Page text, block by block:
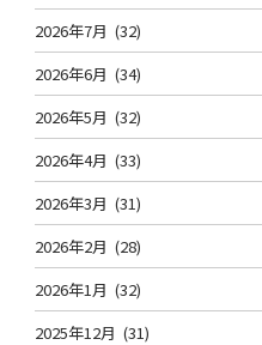
2026年7月 (32)
2026年6月 (34)
2026年5月 (32)
2026年4月 (33)
2026年3月 (31)
2026年2月 (28)
2026年1月 (32)
2025年12月 (31)